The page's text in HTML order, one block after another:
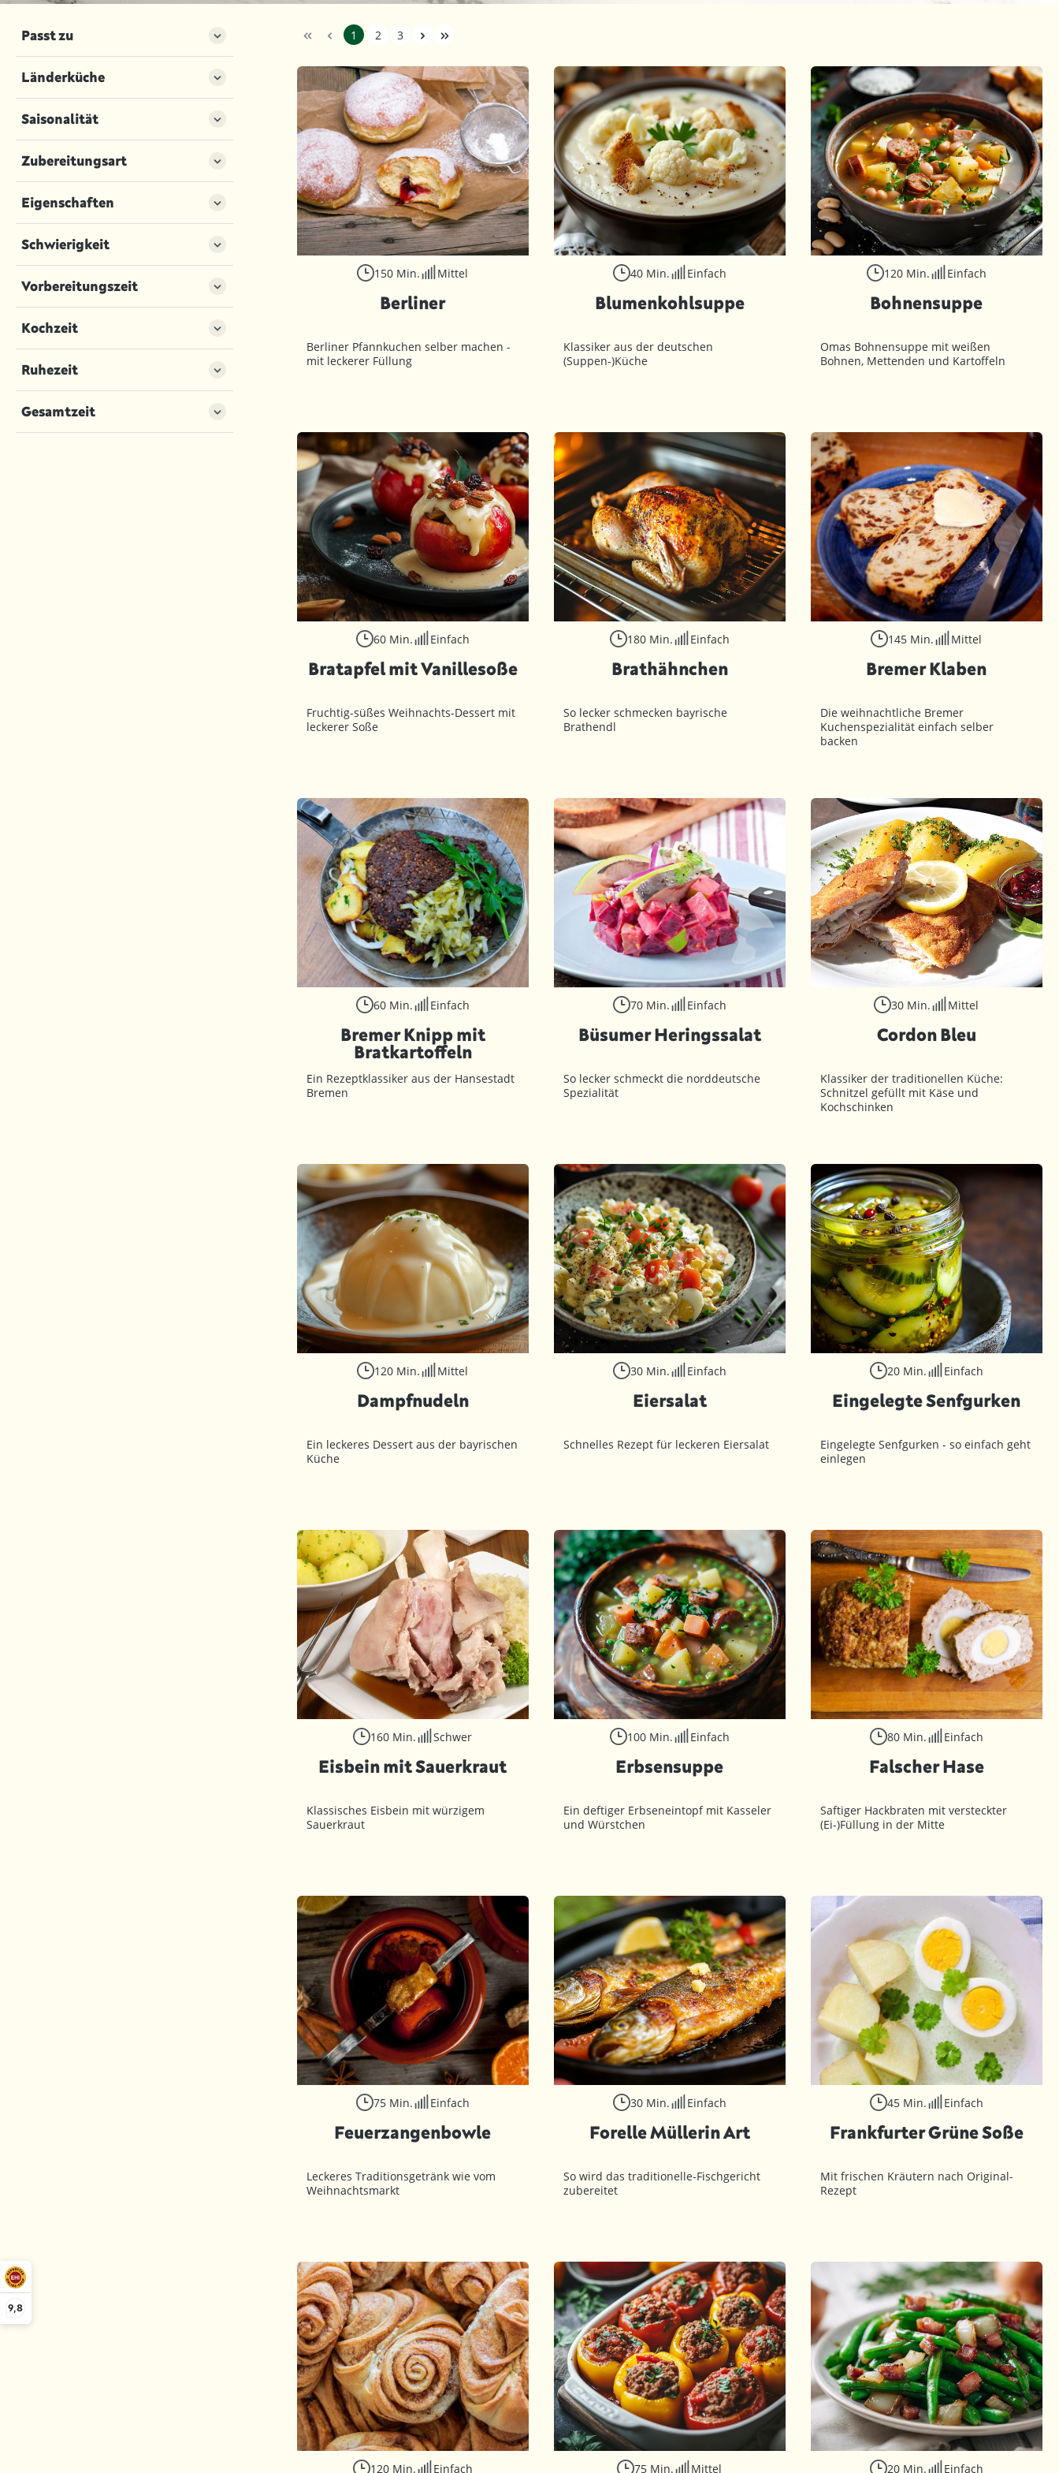
9,8
Passt zu
Länderküche
Saisonalität
Zubereitungsart
Eigenschaften
Schwierigkeit
Vorbereitungszeit
Kochzeit
Ruhezeit
Gesamtzeit
1 2 3
150 Min. Mittel
Berliner
Berliner Pfannkuchen selber machen -
mit leckerer Füllung
40 Min. Einfach
Blumenkohlsuppe
Klassiker aus der deutschen
(Suppen-)Küche
120 Min. Einfach
Bohnensuppe
Omas Bohnensuppe mit weißen
Bohnen, Mettenden und Kartoffeln
60 Min. Einfach
Bratapfel mit Vanillesoße
Fruchtig-süßes Weihnachts-Dessert mit
leckerer Soße
180 Min. Einfach
Brathähnchen
So lecker schmecken bayrische
Brathendl
145 Min. Mittel
Bremer Klaben
Die weihnachtliche Bremer
Kuchenspezialität einfach selber
backen
60 Min. Einfach
Bremer Knipp mit
Bratkartoffeln
Ein Rezeptklassiker aus der Hansestadt
Bremen
70 Min. Einfach
Büsumer Heringssalat
So lecker schmeckt die norddeutsche
Spezialität
30 Min. Mittel
Cordon Bleu
Klassiker der traditionellen Küche:
Schnitzel gefüllt mit Käse und
Kochschinken
120 Min. Mittel
Dampfnudeln
Ein leckeres Dessert aus der bayrischen
Küche
30 Min. Einfach
Eiersalat
Schnelles Rezept für leckeren Eiersalat
20 Min. Einfach
Eingelegte Senfgurken
Eingelegte Senfgurken - so einfach geht
einlegen
160 Min. Schwer
Eisbein mit Sauerkraut
Klassisches Eisbein mit würzigem
Sauerkraut
100 Min. Einfach
Erbsensuppe
Ein deftiger Erbseneintopf mit Kasseler
und Würstchen
80 Min. Einfach
Falscher Hase
Saftiger Hackbraten mit versteckter
(Ei-)Füllung in der Mitte
75 Min. Einfach
Feuerzangenbowle
Leckeres Traditionsgetränk wie vom
Weihnachtsmarkt
30 Min. Einfach
Forelle Müllerin Art
So wird das traditionelle-Fischgericht
zubereitet
45 Min. Einfach
Frankfurter Grüne Soße
Mit frischen Kräutern nach Original-
Rezept
120 Min. Einfach 75 Min. Mittel 20 Min. Einfach